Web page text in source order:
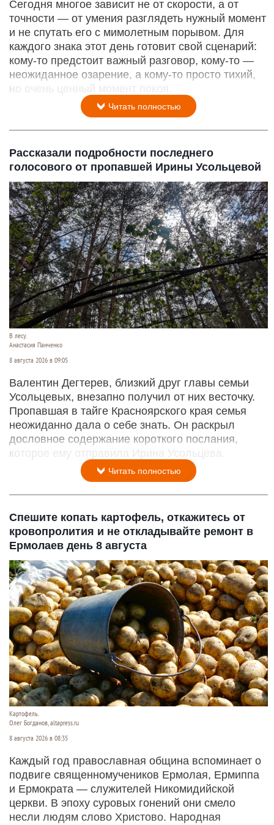
Восточный гороскоп.
Нейросети
Планетарные ритмы создают сложный, но
внутренней работы, и для ярких внешних шагов.
Сегодня многое зависит не от скорости, а от
точности — от умения разглядеть нужный момент
и не спутать его с мимолетным порывом. Для
каждого знака этот день готовит свой сценарий:
кому‑то предстоит важный разговор, кому‑то —
неожиданное озарение, а кому‑то просто тихий,
но очень ценный момент покоя.
Читать полностью
Рассказали подробности последнего
голосового от пропавшей Ирины Усольцевой
Валентин Дегтерев, близкий друг главы семьи
Усольцевых, внезапно получил от них весточку.
Пропавшая в тайге Красноярского края семья
неожиданно дала о себе знать. Он раскрыл
дословное содержание короткого послания,
которое ему отправила Ирина Усольцева.
Читать полностью
Спешите копать картофель, откажитесь от
кровопролития и не откладывайте ремонт в
Ермолаев день 8 августа